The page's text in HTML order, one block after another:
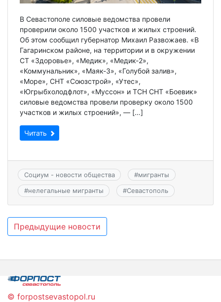
В Севастополе силовые ведомства провели
проверили около 1500 участков и жилых строений.
Об этом сообщил губернатор Михаил Развожаев. «В
Гагаринском районе, на территории и в окружении
СТ «Здоровье», «Медик», «Медик-2»,
«Коммунальник», «Маяк-3», «Голубой залив»,
«Море», СНТ «Союзстрой», «Утес»,
«Югрыбхолодфлот», «Муссон» и ТСН СНТ «Боевик»
силовые ведомства провели проверку около 1500
участков и жилых строений», — […]
Читать
Социум - новости общества #мигранты
#нелегальные мигранты #Севастополь
Навигация
записям
Предыдущие новости
© forpostsevastopol.ru